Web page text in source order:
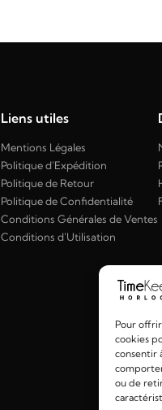
Pour
cookies
consentir
ou de
Liens utiles
Mentions Légales
Politique d'Expédition
Politique de Retour
Politique de Confidentialité
Conditions Générales de Ventes
Conditions d'Utilisation